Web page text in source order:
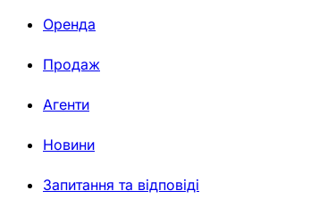
Оренда
Продаж
Агенти
Новини
Запитання та відповіді